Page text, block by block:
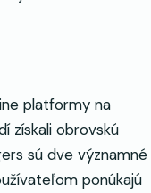
platformy na
získali obrovskú
sú dve významné
ponúkajú